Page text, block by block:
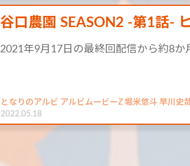
谷口農園 SEASON2 -第1話-
2021年9月17日の最終回配信から約8か
となりのアルビ アルビムービーZ 堀米悠斗 早川
2022.05.18